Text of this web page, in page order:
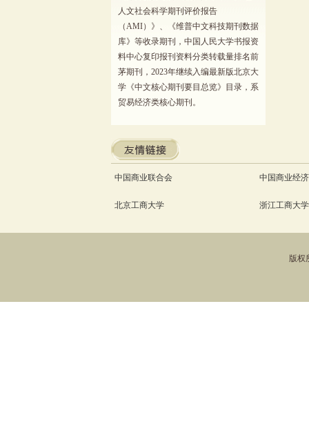
人文社会科学期刊评价报告
（AMI）》、《维普中文科技期刊数据
库》等收录期刊，中国人民大学书报资
料中心复印报刊资料分类转载量排名前
茅期刊，2023年继续入编最新版北京大
学《中文核心期刊要目总览》目录，系
贸易经济类核心期刊。
中国商业联合会 中国商业经
北京工商大学 浙江工商大学
版